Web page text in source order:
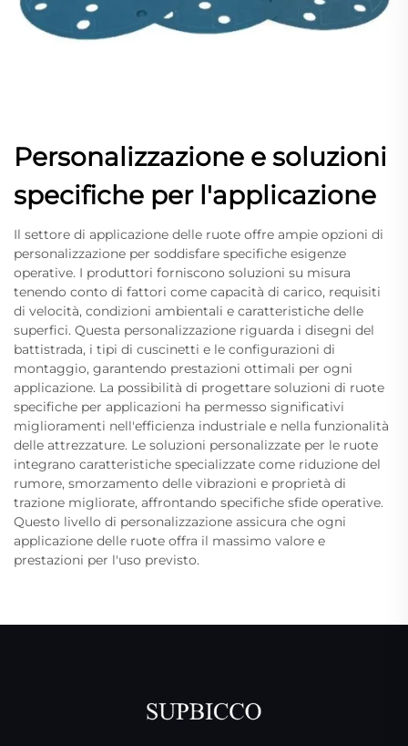
Personalizzazione e soluzioni
specifiche per l'applicazione
Il settore di applicazione delle ruote offre ampie opzioni di
personalizzazione per soddisfare specifiche esigenze
operative. I produttori forniscono soluzioni su misura
tenendo conto di fattori come capacità di carico, requisiti
di velocità, condizioni ambientali e caratteristiche delle
superfici. Questa personalizzazione riguarda i disegni del
battistrada, i tipi di cuscinetti e le configurazioni di
montaggio, garantendo prestazioni ottimali per ogni
applicazione. La possibilità di progettare soluzioni di ruote
specifiche per applicazioni ha permesso significativi
miglioramenti nell'efficienza industriale e nella funzionalità
delle attrezzature. Le soluzioni personalizzate per le ruote
integrano caratteristiche specializzate come riduzione del
rumore, smorzamento delle vibrazioni e proprietà di
trazione migliorate, affrontando specifiche sfide operative.
Questo livello di personalizzazione assicura che ogni
applicazione delle ruote offra il massimo valore e
prestazioni per l'uso previsto.